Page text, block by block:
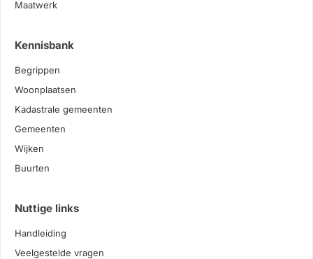
Maatwerk
Kennisbank
Begrippen
Woonplaatsen
Kadastrale gemeenten
Gemeenten
Wijken
Buurten
Nuttige links
Handleiding
Veelgestelde vragen